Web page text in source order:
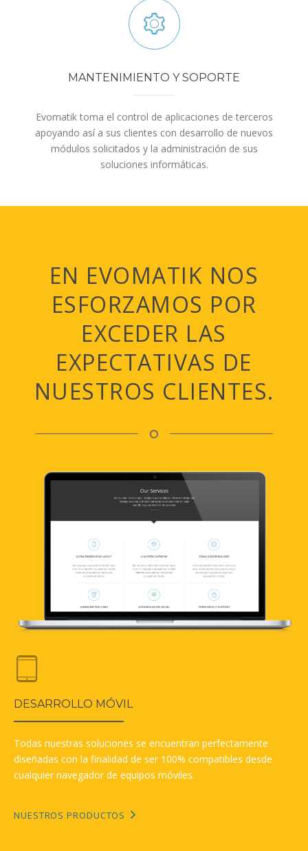
MANTENIMIENTO Y SOPORTE
Evomatik toma el control de aplicaciones de terceros
apoyando así a sus clientes con desarrollo de nuevos
módulos solicitados y la administración de sus
soluciones informáticas.
EN EVOMATIK NOS
ESFORZAMOS POR
EXCEDER LAS
EXPECTATIVAS DE
NUESTROS CLIENTES.
DESARROLLO MÓVIL
Todas nuestras soluciones se encuentran perfectamente
diseñadas con la finalidad de ser 100% compatibles desde
cualquier navegador de equipos móviles.
NUESTROS PRODUCTOS